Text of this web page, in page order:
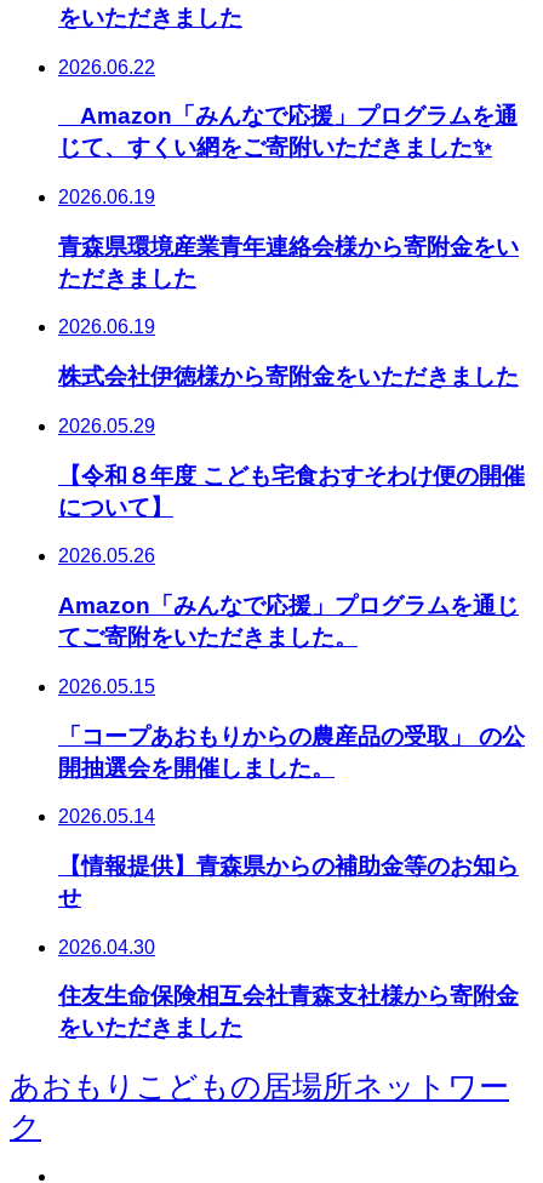
をいただきました
2026.06.22
Amazon「みんなで応援」プログラムを通
じて、すくい網をご寄附いただきました✨
2026.06.19
青森県環境産業青年連絡会様から寄附金をい
ただきました
2026.06.19
株式会社伊徳様から寄附金をいただきました
2026.05.29
【令和８年度 こども宅食おすそわけ便の開催
について】
2026.05.26
Amazon「みんなで応援」プログラムを通じ
てご寄附をいただきました。
2026.05.15
「コープあおもりからの農産品の受取」 の公
開抽選会を開催しました。
2026.05.14
【情報提供】青森県からの補助金等のお知ら
せ
2026.04.30
住友生命保険相互会社青森支社様から寄附金
をいただきました
あおもりこどもの居場所ネットワー
ク